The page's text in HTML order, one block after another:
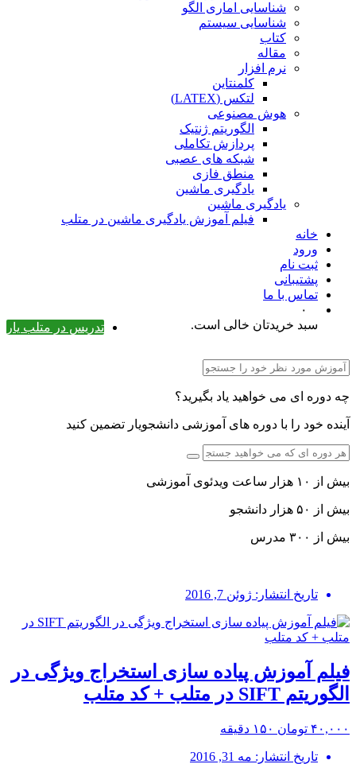
شناسایی اماری الگو
شناسایی سیستم
کتاب
مقاله
نرم افزار
کلمنتاین
لتکس (LATEX)
هوش مصنوعی
الگوریتم ژنتیک
پردازش تکاملی
شبکه های عصبی
منطق فازی
یادگیری ماشین
یادگیری ماشین
فیلم آموزش یادگیری ماشین در متلب
خانه
ورود
ثبت نام
پشتیبانی
تماس با ما
۰
تدریس در متلب یار
سبد خریدتان خالی است.
چه دوره ای می خواهید یاد بگیرید؟
آینده خود را با دوره های آموزشی دانشجویار تضمین کنید
بیش از ۱۰ هزار ساعت ویدئوی آموزشی
بیش از ۵۰ هزار دانشجو
بیش از ۳۰۰ مدرس
تاریخ انتشار: ژوئن 7, 2016
فیلم آموزش پیاده سازی استخراج ویژگی در
الگوریتم SIFT در متلب + کد متلب
۴۰,۰۰۰ تومان ۱۵۰ دقیقه
تاریخ انتشار: مه 31, 2016